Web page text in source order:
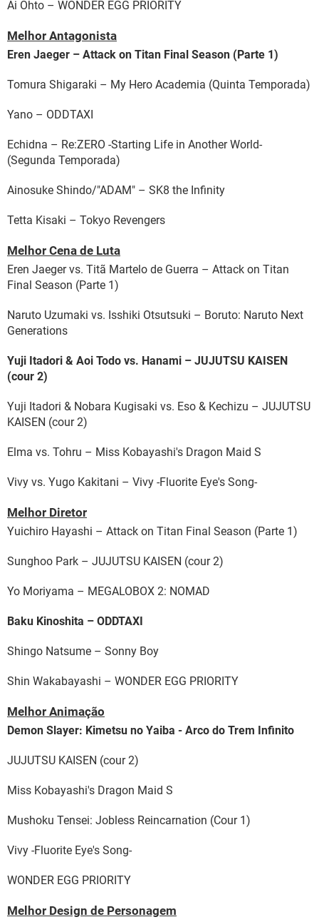
Ai Ohto – WONDER EGG PRIORITY
Melhor Antagonista
Eren Jaeger – Attack on Titan Final Season (Parte 1)
Tomura Shigaraki – My Hero Academia (Quinta Temporada)
Yano – ODDTAXI
Echidna – Re:ZERO -Starting Life in Another World-
(Segunda Temporada)
Ainosuke Shindo/"ADAM" – SK8 the Infinity
Tetta Kisaki – Tokyo Revengers
Melhor Cena de Luta
Eren Jaeger vs. Titã Martelo de Guerra – Attack on Titan
Final Season (Parte 1)
Naruto Uzumaki vs. Isshiki Otsutsuki – Boruto: Naruto Next
Generations
Yuji Itadori & Aoi Todo vs. Hanami – JUJUTSU KAISEN
(cour 2)
Yuji Itadori & Nobara Kugisaki vs. Eso & Kechizu – JUJUTSU
KAISEN (cour 2)
Elma vs. Tohru – Miss Kobayashi's Dragon Maid S
Vivy vs. Yugo Kakitani – Vivy -Fluorite Eye's Song-
Melhor Diretor
Yuichiro Hayashi – Attack on Titan Final Season (Parte 1)
Sunghoo Park – JUJUTSU KAISEN (cour 2)
Yo Moriyama – MEGALOBOX 2: NOMAD
Baku Kinoshita – ODDTAXI
Shingo Natsume – Sonny Boy
Shin Wakabayashi – WONDER EGG PRIORITY
Melhor Animação
Demon Slayer: Kimetsu no Yaiba - Arco do Trem Infinito
JUJUTSU KAISEN (cour 2)
Miss Kobayashi's Dragon Maid S
Mushoku Tensei: Jobless Reincarnation (Cour 1)
Vivy -Fluorite Eye's Song-
WONDER EGG PRIORITY
Melhor Design de Personagem